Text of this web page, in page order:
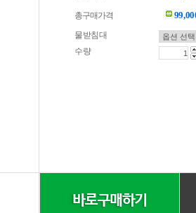
총구매가격
물받침대
수량